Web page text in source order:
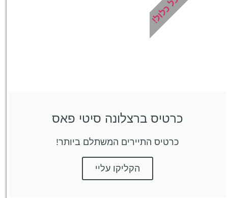
כרטיס ברצלונה סיטי פאס
כרטיס התיירים המשתלם ביותר!
הקליקו עליי
הכל כלול!